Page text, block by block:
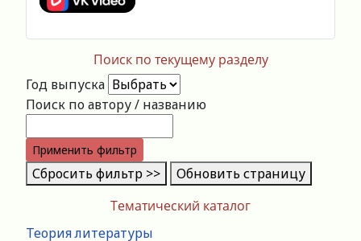
Тематический каталог
Теория литературы
Поиск по текущему разделу
Год выпуска
Поиск по автору / названию
Применить фильтр
Сбросить фильтр >> Обновить страницу